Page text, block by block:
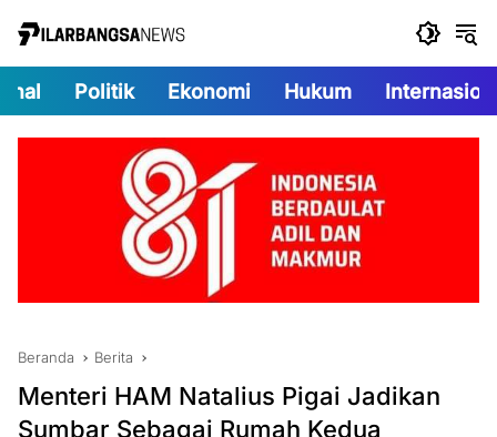
Politik Ekonomi Hukum
Beranda Berita
Menteri HAM Natalius Pigai Jadikan
Sumbar Sebagai Rumah Kedua